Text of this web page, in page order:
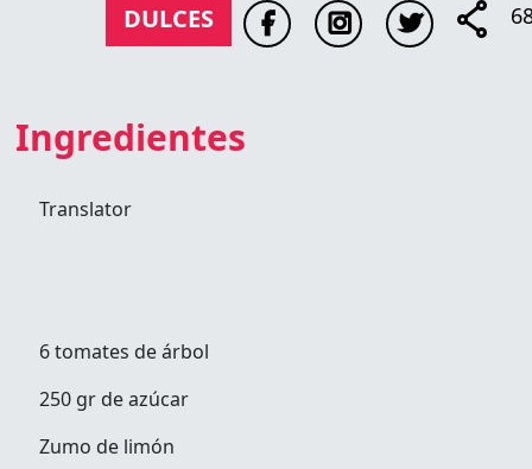
DULCES
Ingredientes
Translator
6 tomates de árbol
250 gr de azúcar
Zumo de limón